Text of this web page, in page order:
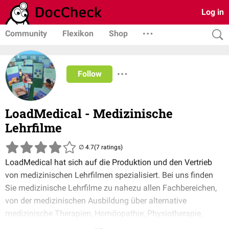
Log in
Community Flexikon Shop
Follow
LoadMedical - Medizinische
Lehrfilme
(7 ratings)
LoadMedical hat sich auf die Produktion und den Vertrieb
von medizinischen Lehrfilmen spezialisiert. Bei uns finden
Sie medizinische Lehrfilme zu nahezu allen Fachbereichen,
von der medizinischen Ausbildung über alternative
medizinische Therapien, Homöopathie, Physiotherapie,
Osteopathie, Veterinär-Medizin, Psychologie, TCM,